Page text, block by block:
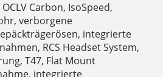
Carbon, IsoSpeed,
verborgene
integrierte
RCS Headset System,
T47, Flat Mount
integrierte